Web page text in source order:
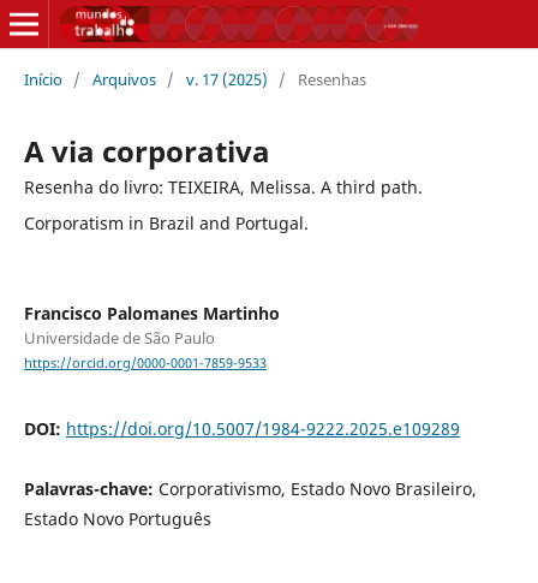
Início / Arquivos / v. 17 (2025) / Resenhas
A via corporativa
Resenha do livro: TEIXEIRA, Melissa. A third path.
Corporatism in Brazil and Portugal.
Francisco Palomanes Martinho
Universidade de São Paulo
https://orcid.org/0000-0001-7859-9533
DOI: https://doi.org/10.5007/1984-9222.2025.e109289
Palavras-chave: Corporativismo, Estado Novo Brasileiro,
Estado Novo Português